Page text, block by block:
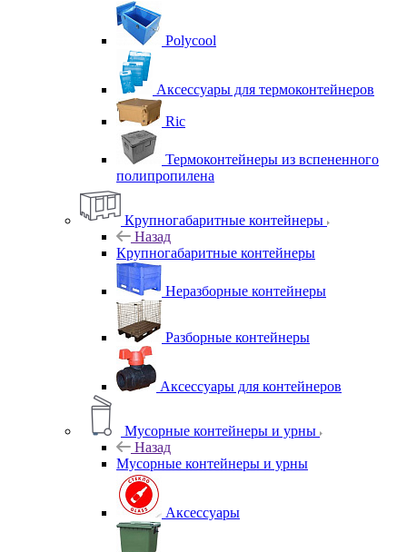
Polycool
Аксессуары для термоконтейнеров
Ric
Термоконтейнеры из вспененного
полипропилена
Крупногабаритные контейнеры
Назад
Крупногабаритные контейнеры
Неразборные контейнеры
Разборные контейнеры
Аксессуары для контейнеров
Мусорные контейнеры и урны
Назад
Мусорные контейнеры и урны
Аксессуары